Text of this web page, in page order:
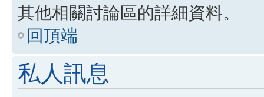
其他相關討論區的詳細資料。
回頂端
私人訊息